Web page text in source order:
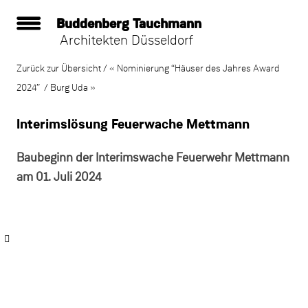
Inhalt
springen
Buddenberg Tauchmann
Architekten Düsseldorf
Artikel-
Navigation
Zurück zur Übersicht « Nominierung “Häuser des Jahres Award
2024”
Burg Uda »
Interimslösung Feuerwache Mettmann
Baubeginn der Interimswache Feuerwehr Mettmann
am 01. Juli 2024